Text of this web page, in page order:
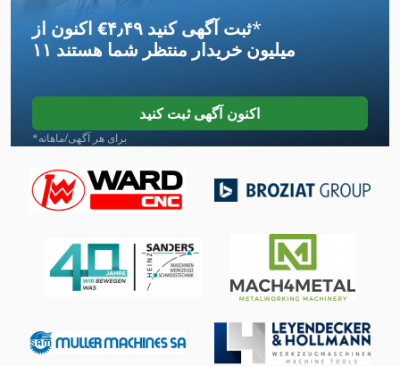
پرس افقی
پرس ایستاده
پرس بالای پیستون
پرس سرد
پرس عمودی
پرس فورج
پرس لبه
پرس های فلزی
پرس پلت چسبان
اکنون از ‎€۴٫۴۹ ثبت آگهی کنید*
۱۱ میلیون خریدار منتظر شما هستند
اکنون آگهی ثبت کنید
*برای هر آگهی/ماهانه